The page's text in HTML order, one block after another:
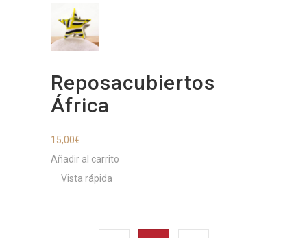
Reposacubiertos
África
15,00€
Añadir al carrito
Vista rápida